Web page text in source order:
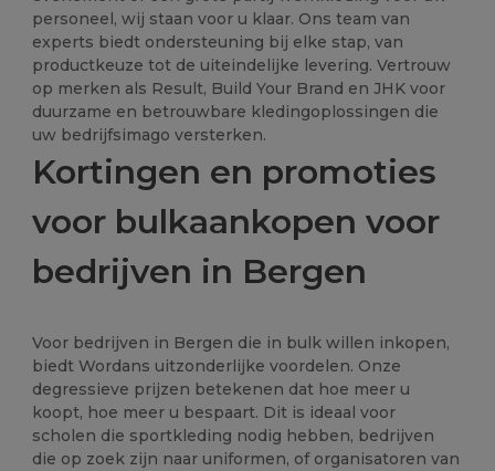
personeel, wij staan voor u klaar. Ons team van
experts biedt ondersteuning bij elke stap, van
productkeuze tot de uiteindelijke levering. Vertrouw
op merken als Result, Build Your Brand en JHK voor
duurzame en betrouwbare kledingoplossingen die
uw bedrijfsimago versterken.
Kortingen en promoties
voor bulkaankopen voor
bedrijven in Bergen
Voor bedrijven in Bergen die in bulk willen inkopen,
biedt Wordans uitzonderlijke voordelen. Onze
degressieve prijzen betekenen dat hoe meer u
koopt, hoe meer u bespaart. Dit is ideaal voor
scholen die sportkleding nodig hebben, bedrijven
die op zoek zijn naar uniformen, of organisatoren van